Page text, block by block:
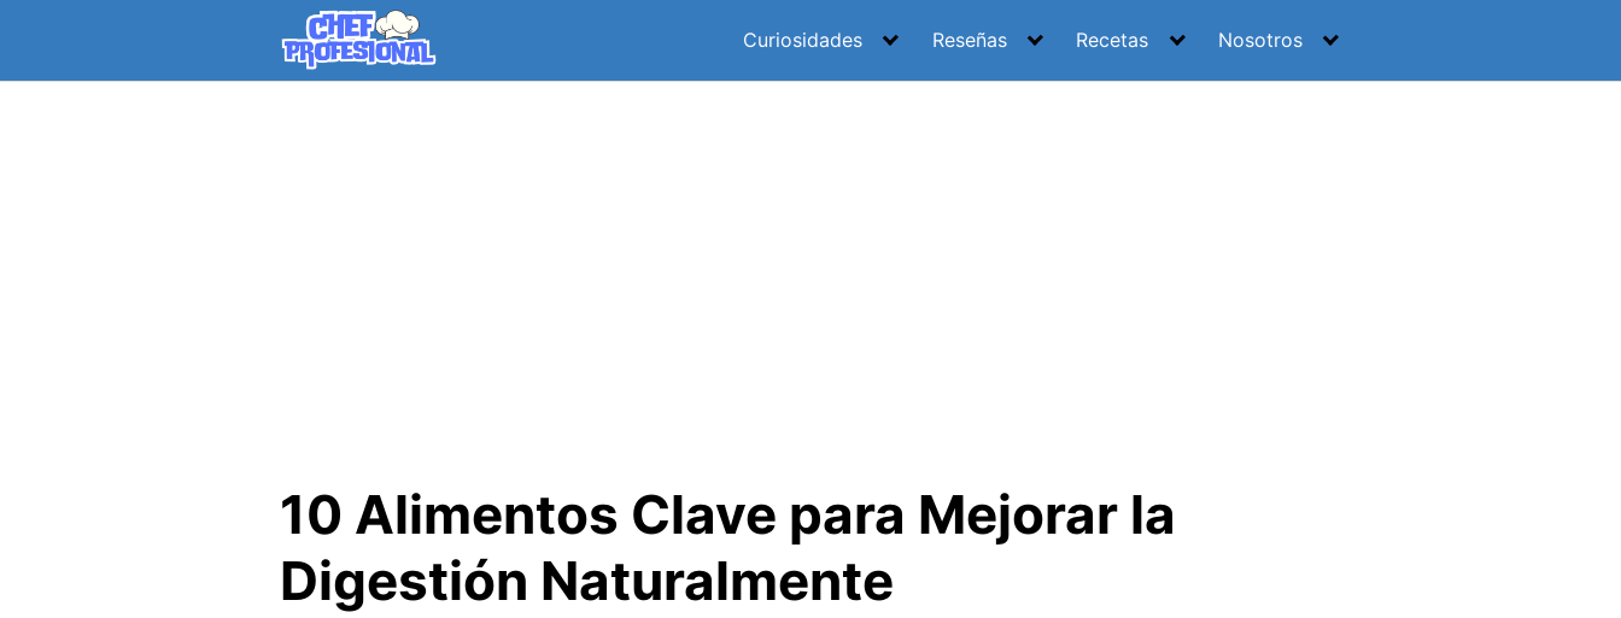
Curiosidades Reseñas Recetas Nosotros
10 Alimentos Clave para Mejorar la
Digestión Naturalmente